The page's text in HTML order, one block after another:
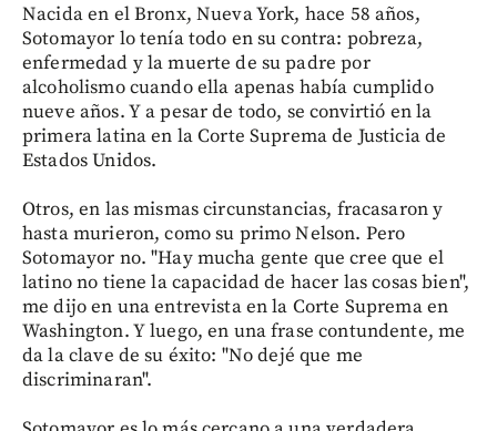
Nacida en el Bronx, Nueva York, hace 58 años,
Sotomayor lo tenía todo en su contra: pobreza,
enfermedad y la muerte de su padre por
alcoholismo cuando ella apenas había cumplido
nueve años. Y a pesar de todo, se convirtió en la
primera latina en la Corte Suprema de Justicia de
Estados Unidos.
Otros, en las mismas circunstancias, fracasaron y
hasta murieron, como su primo Nelson. Pero
Sotomayor no. "Hay mucha gente que cree que el
latino no tiene la capacidad de hacer las cosas bien",
me dijo en una entrevista en la Corte Suprema en
Washington. Y luego, en una frase contundente, me
da la clave de su éxito: "No dejé que me
discriminaran".